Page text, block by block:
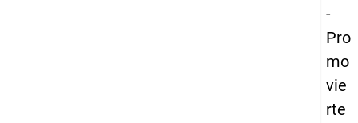
-
Pro
mo
vie
rte